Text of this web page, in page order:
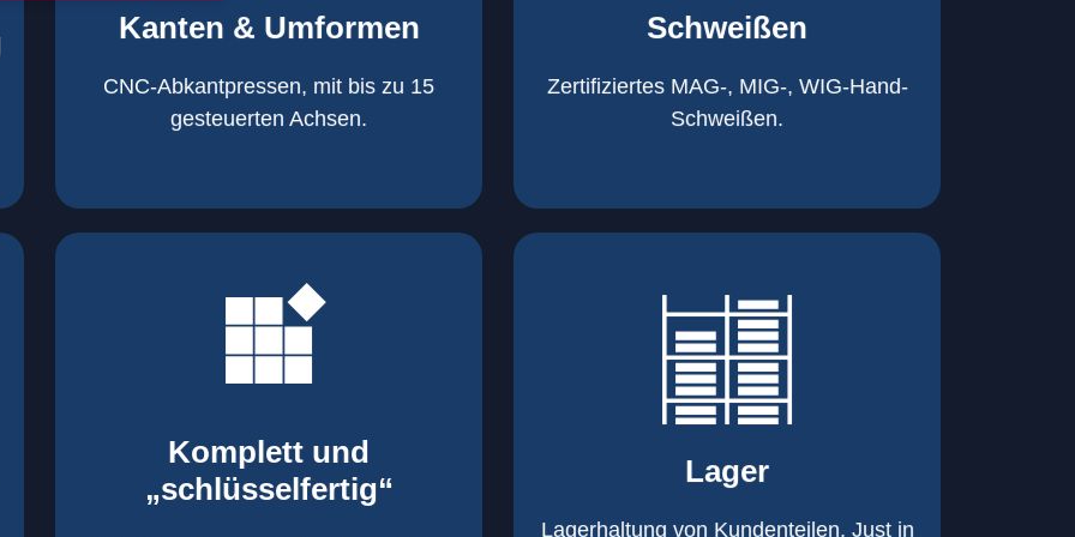
Kanten & Umformen
CNC-Abkantpressen, mit bis zu 15
gesteuerten Achsen.
Kanten & Umformen
von 160 kN bis 4000 kN
von 600 mm bis 4000 mm
Schweißen
Zertifiziertes MAG-, MIG-, WIG-Hand-
Schweißen.
Schweißen
Handarbeitsplätze 1,5 x 1,5 x 6m /
Roboterschweißen ø800 x 3.200mm
Komplett und
„schlüsselfertig“
„schlüsselfertig“:
Komponenten von Elting
mehr erfahren
Lager
Lagerhaltung von Kundenteilen. Just in
Rahmenverträge
Just in Time
eigener Fuhrpark
mehr erfahren